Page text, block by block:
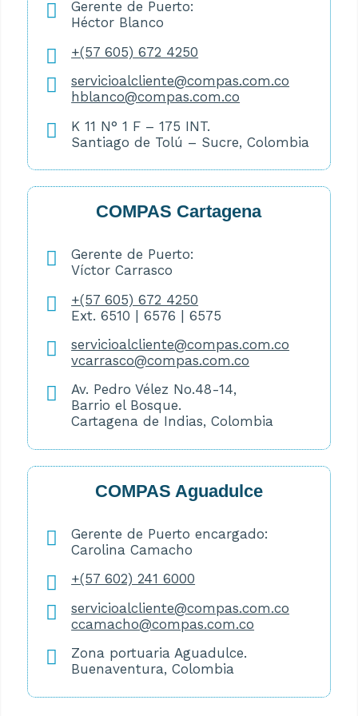
Gerente de Puerto:
Héctor Blanco
+(57 605) 672 4250
servicioalcliente@compas.com.co
hblanco@compas.com.co
K 11 N° 1 F – 175 INT.
Santiago de Tolú – Sucre, Colombia
COMPAS Cartagena
Gerente de Puerto:
Víctor Carrasco
+(57 605) 672 4250
Ext. 6510 | 6576 | 6575
servicioalcliente@compas.com.co
vcarrasco@compas.com.co
Av. Pedro Vélez No.48-14,
Barrio el Bosque.
Cartagena de Indias, Colombia
COMPAS Aguadulce
Gerente de Puerto encargado:
Carolina Camacho
+(57 602) 241 6000
servicioalcliente@compas.com.co
ccamacho@compas.com.co
Zona portuaria Aguadulce.
Buenaventura, Colombia